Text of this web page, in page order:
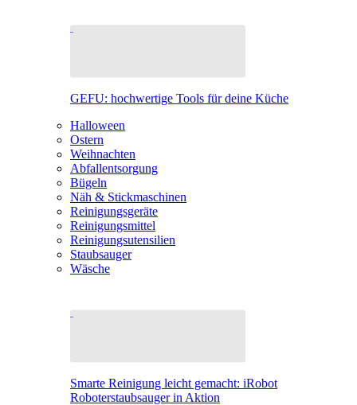
GEFU: hochwertige Tools für deine Küche
Halloween
Ostern
Weihnachten
Abfallentsorgung
Bügeln
Näh & Stickmaschinen
Reinigungsgeräte
Reinigungsmittel
Reinigungsutensilien
Staubsauger
Wäsche
Smarte Reinigung leicht gemacht: iRobot
Roboterstaubsauger in Aktion